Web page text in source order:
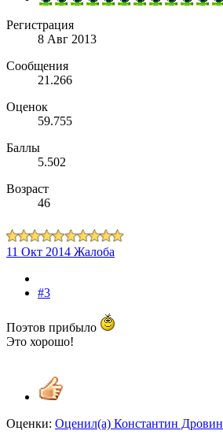
Регистрация
8 Авг 2013
Сообщения
21.266
Оценок
59.755
Баллы
5.502
Возраст
46
11 Окт 2014 Жалоба
#3
Поэтов прибыло
Это хорошо!
Оценки: Оценил(а) Константин Дровин